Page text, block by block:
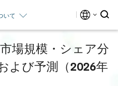
いて
場規模・シェア分
よび予測（2026年